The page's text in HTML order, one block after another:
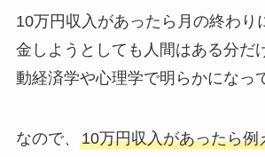
10万円収入があったら月の終わり
金しようとしても人間はある分だ
動経済学や心理学で明らかになっ
なので、 10万円収入があったら例